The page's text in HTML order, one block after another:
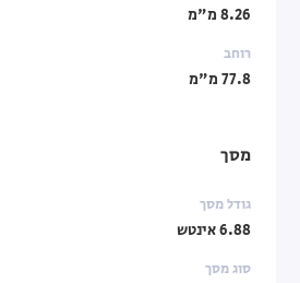
8.26 מ"מ
רוחב
77.8 מ"מ
מסך
גודל מסך
6.88 אינטש
סוג מסך